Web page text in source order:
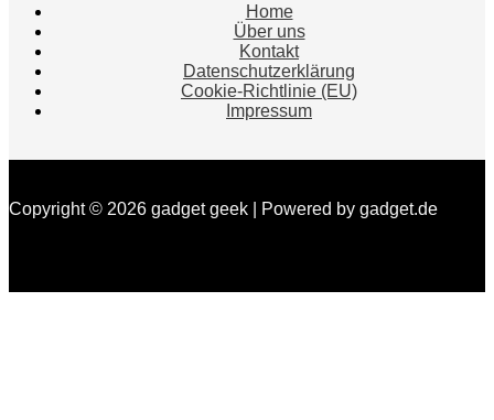
Home
Über uns
Kontakt
Datenschutzerklärung
Cookie-Richtlinie (EU)
Impressum
Copyright © 2026 gadget geek | Powered by gadget.de